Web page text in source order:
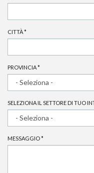
CITTÀ*
PROVINCIA*
SELEZIONA IL SETTORE DI TUO
MESSAGGIO*